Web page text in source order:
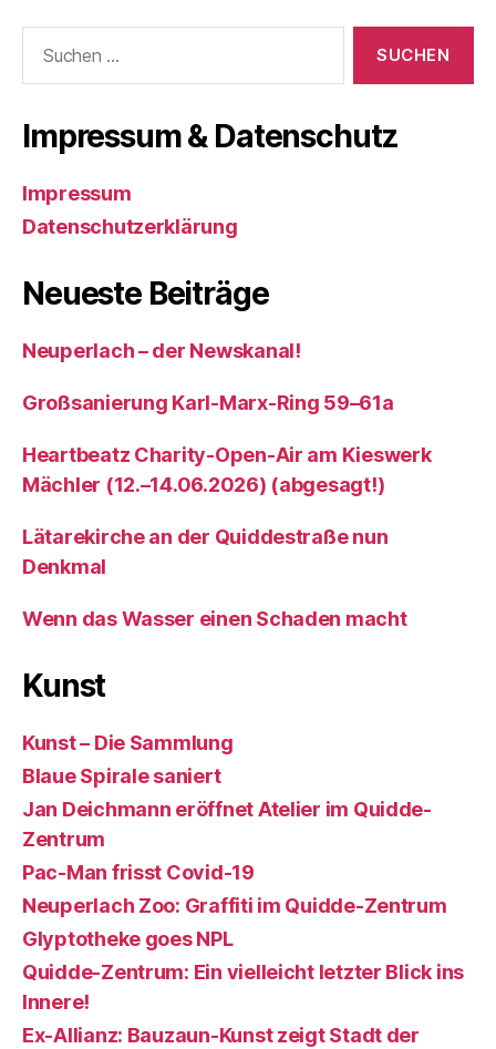
nach:
Impressum & Datenschutz
Impressum
Datenschutzerklärung
Neueste Beiträge
Neuperlach – der Newskanal!
Großsanierung Karl-Marx-Ring 59–61a
Heartbeatz Charity-Open-Air am Kieswerk
Mächler (12.–14.06.2026) (abgesagt!)
Lätarekirche an der Quiddestraße nun
Denkmal
Wenn das Wasser einen Schaden macht
Kunst
Kunst – Die Sammlung
Blaue Spirale saniert
Jan Deichmann eröffnet Atelier im Quidde-
Zentrum
Pac-Man frisst Covid-19
Neuperlach Zoo: Graffiti im Quidde-Zentrum
Glyptotheke goes NPL
Quidde-Zentrum: Ein vielleicht letzter Blick ins
Innere!
Ex-Allianz: Bauzaun-Kunst zeigt Stadt der